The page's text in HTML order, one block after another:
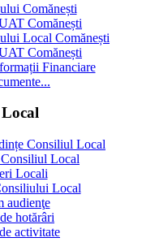
Comănești
Comănești
Local Comănești
Comănești
Financiare
Consiliul Local
Local
Locali
Local
audienţe
hotărâri
activitate